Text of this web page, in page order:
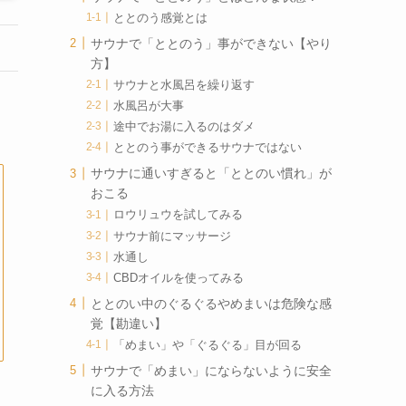
ととのう感覚とは
サウナで「ととのう」事ができない【やり
方】
サウナと水風呂を繰り返す
水風呂が大事
途中でお湯に入るのはダメ
ととのう事ができるサウナではない
サウナに通いすぎると「ととのい慣れ」が
おこる
ロウリュウを試してみる
サウナ前にマッサージ
水通し
CBDオイルを使ってみる
ととのい中のぐるぐるやめまいは危険な感
覚【勘違い】
「めまい」や「ぐるぐる」目が回る
サウナで「めまい」にならないように安全
に入る方法